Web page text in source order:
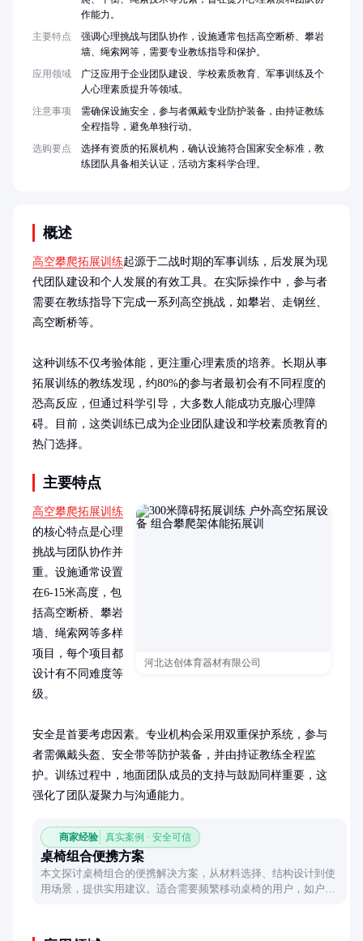
概述
高空攀爬拓展训练起源于二战时期的军事训练，后发展为现
代团队建设和个人发展的有效工具。在实际操作中，参与者
需要在教练指导下完成一系列高空挑战，如攀岩、走钢丝、
高空断桥等。
这种训练不仅考验体能，更注重心理素质的培养。长期从事
拓展训练的教练发现，约80%的参与者最初会有不同程度的
恐高反应，但通过科学引导，大多数人能成功克服心理障
碍。目前，这类训练已成为企业团队建设和学校素质教育的
热门选择。
主要特点
河北达创体育器材有限公司
高空攀爬拓展训练
的核心特点是心理
挑战与团队协作并
重。设施通常设置
在6-15米高度，包
括高空断桥、攀岩
墙、绳索网等多样
项目，每个项目都
设计有不同难度等
级。
安全是首要考虑因素。专业机构会采用双重保护系统，参与
者需佩戴头盔、安全带等防护装备，并由持证教练全程监
护。训练过程中，地面团队成员的支持与鼓励同样重要，这
强化了团队凝聚力与沟通能力。
商家经验 真实案例 · 安全可信
桌椅组合便携方案
本文探讨桌椅组合的便携解决方案，从材料选择、结构设计到使
用场景，提供实用建议。适合需要频繁移动桌椅的用户，如户外
作能力。
主要特点
强调心理挑战与团队协作，设施通常包括高空断桥、攀岩
墙、绳索网等，需要专业教练指导和保护。
应用领域
广泛应用于企业团队建设、学校素质教育、军事训练及个
人心理素质提升等领域。
注意事项
需确保设施安全，参与者佩戴专业防护装备，由持证教练
全程指导，避免单独行动。
选购要点
选择有资质的拓展机构，确认设施符合国家安全标准，教
练团队具备相关认证，活动方案科学合理。